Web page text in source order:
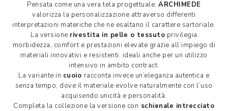
Pensata come una vera tela progettuale,ARCHIMEDE
valorizza la personalizzazione attraverso differenti
interpretazioni materiche che ne esaltano il carattere sartoriale.
La versione rivestita in pelle o tessuto privilegia
morbidezza, comfort e prestazioni elevate grazie all’impiego di
materiali innovativi e resistenti, ideali anche per un utilizzo
intensivo in ambito contract.
La variante in cuoio racconta invece un’eleganza autentica e
senza tempo, dove il materiale evolve naturalmente con l’uso
acquisendo unicità e personalità.
Completa la collezione la versione con schienale intrecciato